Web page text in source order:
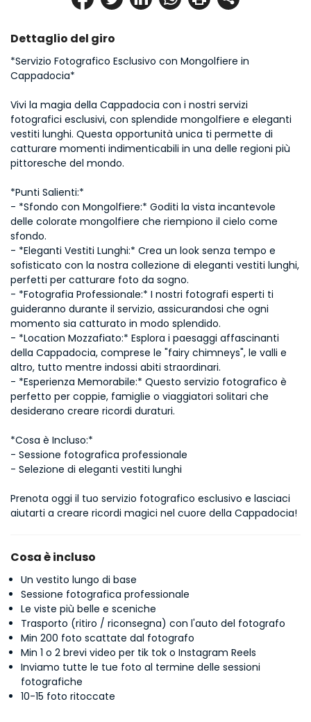
Dettaglio del giro
*Servizio Fotografico Esclusivo con Mongolfiere in
Cappadocia*
Vivi la magia della Cappadocia con i nostri servizi
fotografici esclusivi, con splendide mongolfiere e eleganti
vestiti lunghi. Questa opportunità unica ti permette di
catturare momenti indimenticabili in una delle regioni più
pittoresche del mondo.
*Punti Salienti:*
- *Sfondo con Mongolfiere:* Goditi la vista incantevole
delle colorate mongolfiere che riempiono il cielo come
sfondo.
- *Eleganti Vestiti Lunghi:* Crea un look senza tempo e
sofisticato con la nostra collezione di eleganti vestiti lunghi,
perfetti per catturare foto da sogno.
- *Fotografia Professionale:* I nostri fotografi esperti ti
guideranno durante il servizio, assicurandosi che ogni
momento sia catturato in modo splendido.
- *Location Mozzafiato:* Esplora i paesaggi affascinanti
della Cappadocia, comprese le "fairy chimneys", le valli e
altro, tutto mentre indossi abiti straordinari.
- *Esperienza Memorabile:* Questo servizio fotografico è
perfetto per coppie, famiglie o viaggiatori solitari che
desiderano creare ricordi duraturi.
*Cosa è Incluso:*
- Sessione fotografica professionale
- Selezione di eleganti vestiti lunghi
Prenota oggi il tuo servizio fotografico esclusivo e lasciaci
aiutarti a creare ricordi magici nel cuore della Cappadocia!
Cosa è incluso
Un vestito lungo di base
Sessione fotografica professionale
Le viste più belle e sceniche
Trasporto (ritiro / riconsegna) con l'auto del fotografo
Min 200 foto scattate dal fotografo
Min 1 o 2 brevi video per tik tok o Instagram Reels
Inviamo tutte le tue foto al termine delle sessioni
fotografiche
10-15 foto ritoccate